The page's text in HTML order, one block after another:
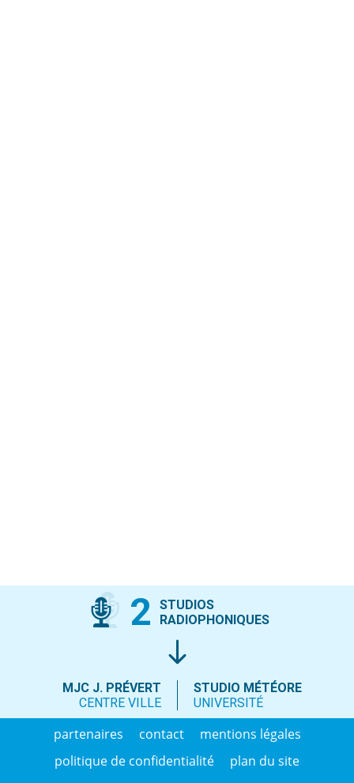
2
STUDIOS
RADIOPHONIQUES
MJC J. PRÉVERT
CENTRE VILLE
STUDIO MÉTÉORE
UNIVERSITÉ
partenaires contact
mentions légales
politique de confidentialité
plan du site